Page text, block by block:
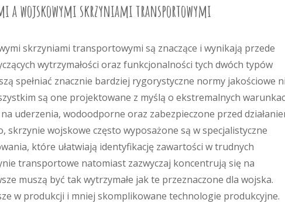
a wojskowymi skrzyniami transportowymi
skrzyniami transportowymi są znaczące i wynikają przede
wytrzymałości oraz funkcjonalności tych dwóch typów
spełniać znacznie bardziej rygorystyczne normy jakościowe
są one projektowane z myślą o ekstremalnych
uderzenia, wodoodporne oraz zabezpieczone przed
skrzynie wojskowe często wyposażone są w specjalistyczne
które ułatwiają identyfikację zawartości w trudnych
transportowe natomiast zazwyczaj koncentrują się na
muszą być tak wytrzymałe jak te przeznaczone dla wojska.
w produkcji i mniej skomplikowane technologie produkcyjne.